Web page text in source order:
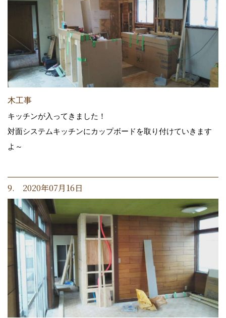
木工事
キッチンが入ってきました！
対面システムキッチンにカップボードを取り付けていきます
よ～
9. 2020年07月16日